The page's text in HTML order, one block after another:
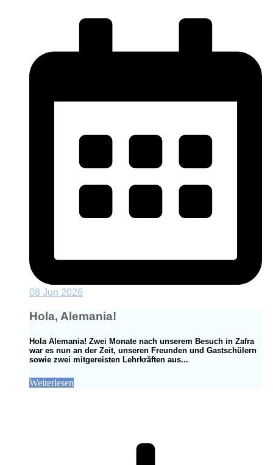
08 Jun 2026
Hola, Alemania!
Hola Alemania! Zwei Monate nach unserem Besuch in Zafra
war es nun an der Zeit, unseren Freunden und Gastschülern
sowie zwei mitgereisten Lehrkräften aus...
Weiterlesen